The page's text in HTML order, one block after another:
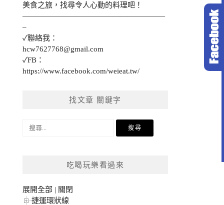
美食之旅，找尋令人心動的料理吧！
———————————————————
–
✓聯絡我：
hcw7627768@gmail.com
✓FB：
https://www.facebook.com/weieat.tw/
找文章 關鍵字
搜
吃喝玩樂看過來
展開全部 | 關閉
捷運環狀線